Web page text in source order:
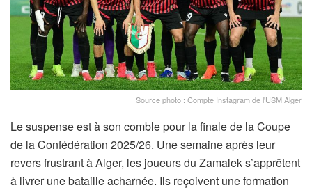
Source photo : Compte Instagram de l'USM Alger
Le suspense est à son comble pour la finale de la Coupe
de la Confédération 2025/26. Une semaine après leur
revers frustrant à Alger, les joueurs du Zamalek s’apprêtent
à livrer une bataille acharnée. Ils reçoivent une formation